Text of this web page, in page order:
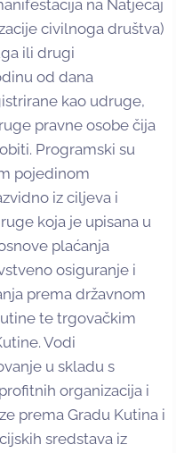
na Natječaj
civilnoga društva)
ili drugi
od dana
kao udruge,
pravne osobe čija
Programski su
pojedinom
iz ciljeva i
koja je upisana u
plaćanja
osiguranje i
prema državnom
te trgovačkim
Vodi
u skladu s
organizacija i
prema Gradu Kutina i
sredstava iz